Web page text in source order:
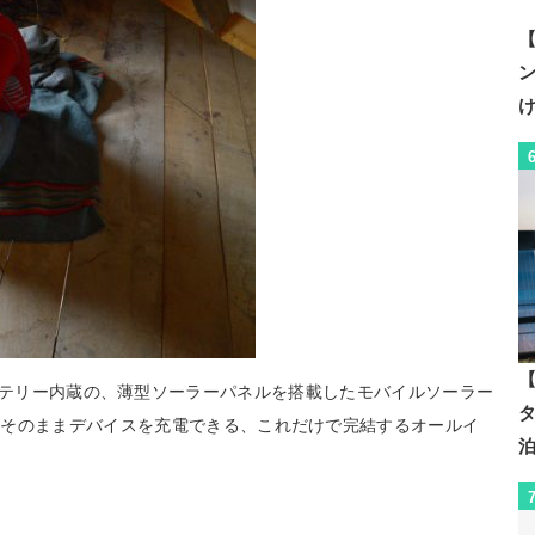
ー内蔵の、薄型ソーラーパネルを搭載したモバイルソーラー
のままデバイスを充電できる、これだけで完結するオールイ